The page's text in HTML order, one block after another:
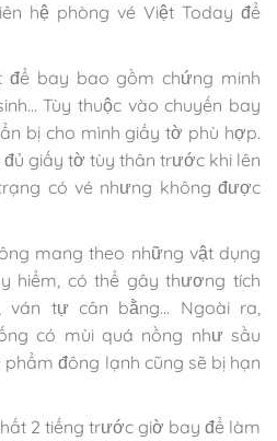
hệ phòng vé Việt Today để
để bay bao gồm chứng minh
Tùy thuộc vào chuyến bay
bị cho mình giấy tờ phù hợp.
giấy tờ tùy thân trước khi lên
có vé nhưng không được
mang theo những vật dụng
hiểm, có thể gây thương tích
ván tự cân bằng… Ngoài ra,
có mùi quá nồng như sầu
phẩm đông lạnh cũng sẽ bị hạn
2 tiếng trước giờ bay để làm